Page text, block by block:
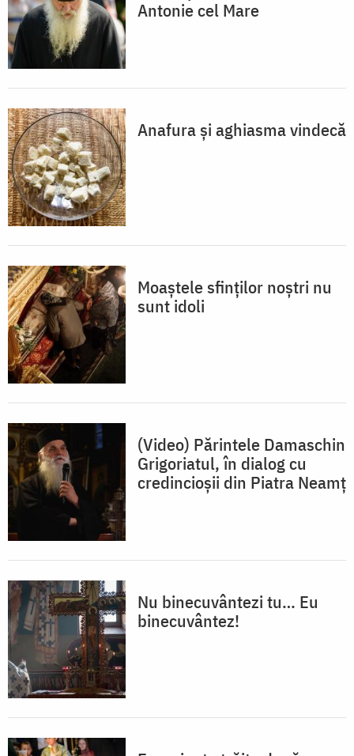
Antonie cel Mare
Anafura și aghiasma vindecă
Moaștele sfinților noștri nu
sunt idoli
(Video) Părintele Damaschin
Grigoriatul, în dialog cu
credincioșii din Piatra Neamț
Nu binecuvântezi tu… Eu
binecuvântez!